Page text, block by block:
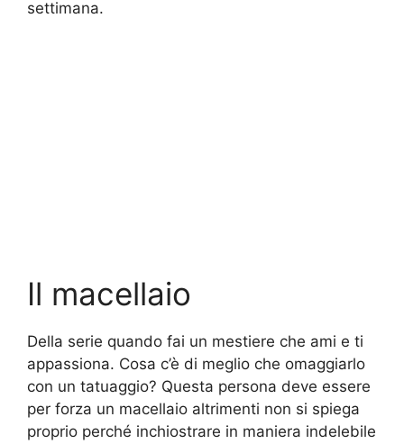
settimana.
Il macellaio
Della serie quando fai un mestiere che ami e ti
appassiona. Cosa c’è di meglio che omaggiarlo
con un tatuaggio? Questa persona deve essere
per forza un macellaio altrimenti non si spiega
proprio perché inchiostrare in maniera indelebile